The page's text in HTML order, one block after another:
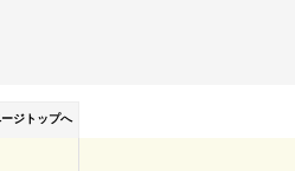
ジトップへ